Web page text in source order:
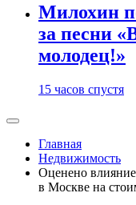
Милохин
за песни
молодец!»
15 часов спустя
Главная
Недвижимость
Оценено
в Москве на